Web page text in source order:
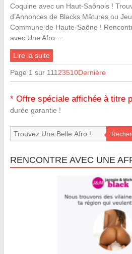
Coquine avec un Haut-Saônois !
d’Annonces de Blacks Mâtures ou
Commune de Haute-Saône !
avec Une Afro…
Lire la suite
Page 1 sur 111 23510Dernière
* Offre spéciale affichée à titre
durée garantie !
RENCONTRE AVEC UNE